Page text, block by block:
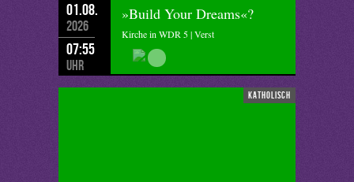
01.08.
2026
07:55
Uhr
»Build Your Dreams«?
Kirche in WDR 5 | Verst
katholisch